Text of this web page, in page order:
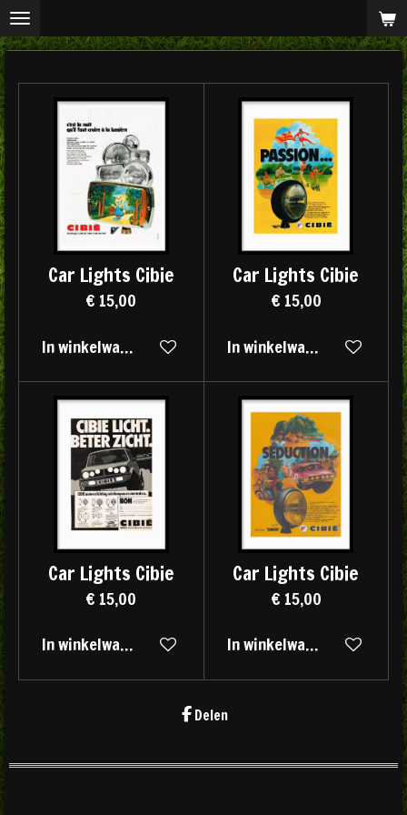
Ga
direct
hoofdinhoud
Car Lights Cibie
€ 15,00
In winkelwagen
Car Lights Cibie
€ 15,00
In winkelwagen
Car Lights Cibie
€ 15,00
In winkelwagen
Car Lights Cibie
€ 15,00
In winkelwagen
Delen